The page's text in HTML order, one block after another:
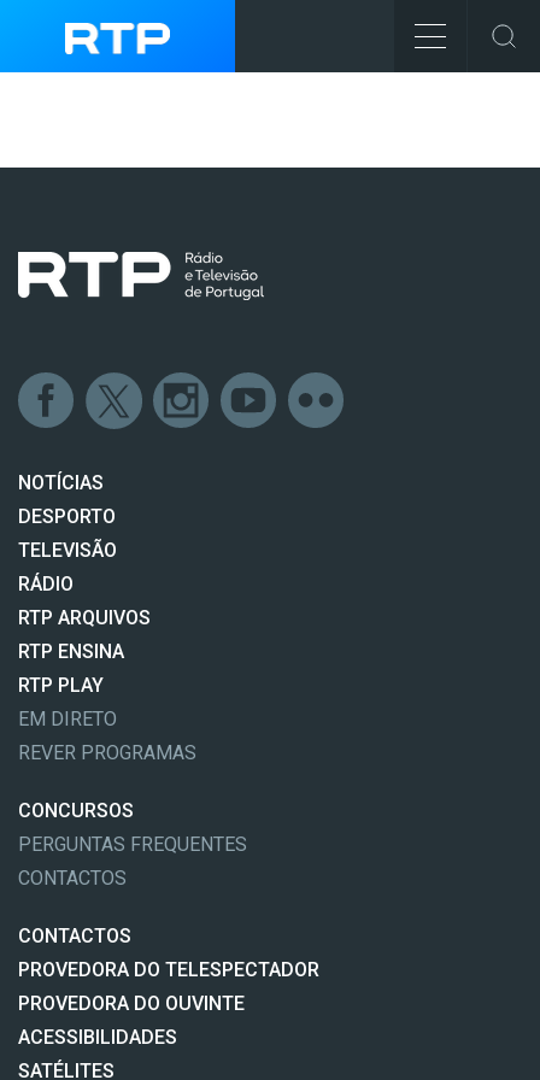
NOTÍCIAS
DESPORTO
TELEVISÃO
RÁDIO
RTP ARQUIVOS
RTP ENSINA
RTP PLAY
EM DIRETO
REVER PROGRAMAS
CONCURSOS
PERGUNTAS FREQUENTES
CONTACTOS
CONTACTOS
PROVEDORA DO TELESPECTADOR
PROVEDORA DO OUVINTE
ACESSIBILIDADES
SATÉLITES